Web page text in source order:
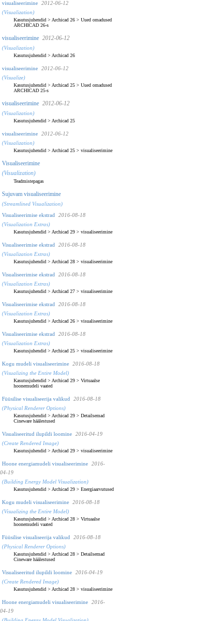
visualiseerimine
2012-06-12
(Visualization)
Kasutusjuhendid > Archicad 26 > Uued omadused
ARCHICAD 26-s
visualiseerimine 2012-06-12
(Visualization)
Kasutusjuhendid > Archicad 26
visualiseerimine
2012-06-12
(Visualize)
Kasutusjuhendid > Archicad 25 > Uued omadused
ARCHICAD 25-s
visualiseerimine 2012-06-12
(Visualization)
Kasutusjuhendid > Archicad 25
visualiseerimine
2012-06-12
(Visualization)
Kasutusjuhendid > Archicad 25 > visualiseerimine
Visualiseerimine
(Visualization)
Teadmistepagas
Sujuvam visualiseerimine
(Streamlined Visualization)
Visualiseerimise ekstrad
2016-08-18
(Visualization Extras)
Kasutusjuhendid > Archicad 29 > visualiseerimine
Visualiseerimise ekstrad
2016-08-18
(Visualization Extras)
Kasutusjuhendid > Archicad 28 > visualiseerimine
Visualiseerimise ekstrad
2016-08-18
(Visualization Extras)
Kasutusjuhendid > Archicad 27 > visualiseerimine
Visualiseerimise ekstrad
2016-08-18
(Visualization Extras)
Kasutusjuhendid > Archicad 26 > visualiseerimine
Visualiseerimise ekstrad
2016-08-18
(Visualization Extras)
Kasutusjuhendid > Archicad 25 > visualiseerimine
Kogu mudeli visualiseerimine
2016-08-18
(Visualizing the Entire Model)
Kasutusjuhendid > Archicad 29 > Virtuaalse
hoonemudeli vaated
Füüsilise visualiseerija valikud
2016-08-18
(Physical Renderer Options)
Kasutusjuhendid > Archicad 29 > Detailsemad
Cineware häälestused
Visualiseeritud ilupildi loomine
2016-04-19
(Create Rendered Image)
Kasutusjuhendid > Archicad 29 > visualiseerimine
Hoone energiamudeli visualiseerimine
2016-
04-19
(Building Energy Model Visualization)
Kasutusjuhendid > Archicad 29 > Energiaarvutused
Kogu mudeli visualiseerimine
2016-08-18
(Visualizing the Entire Model)
Kasutusjuhendid > Archicad 28 > Virtuaalse
hoonemudeli vaated
Füüsilise visualiseerija valikud
2016-08-18
(Physical Renderer Options)
Kasutusjuhendid > Archicad 28 > Detailsemad
Cineware häälestused
Visualiseeritud ilupildi loomine
2016-04-19
(Create Rendered Image)
Kasutusjuhendid > Archicad 28 > visualiseerimine
Hoone energiamudeli visualiseerimine
2016-
04-19